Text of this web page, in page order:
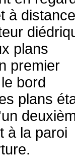
à distance
plans
premier
bord
plans
à la paroi